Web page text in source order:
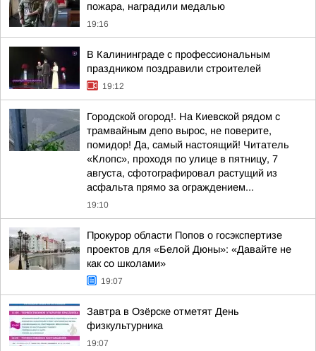
пожара, наградили медалью
19:16
В Калининграде с профессиональным
праздником поздравили строителей
19:12
Городской огород!. На Киевской рядом с
трамвайным депо вырос, не поверите,
помидор! Да, самый настоящий! Читатель
«Клопс», проходя по улице в пятницу, 7
августа, сфотографировал растущий из
асфальта прямо за ограждением...
19:10
Прокурор области Попов о госэкспертизе
проектов для «Белой Дюны»: «Давайте не
как со школами»
19:07
Завтра в Озёрске отметят День
физкультурника
19:07